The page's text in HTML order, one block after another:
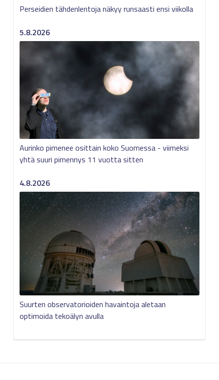
Perseidien tähdenlentoja näkyy runsaasti ensi viikolla
5.8.2026
Aurinko pimenee osittain koko Suomessa - viimeksi
yhtä suuri pimennys 11 vuotta sitten
4.8.2026
Suurten observatorioiden havaintoja aletaan
optimoida tekoälyn avulla